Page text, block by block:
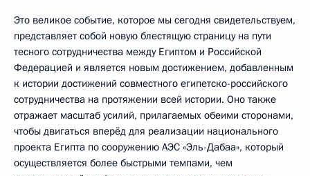
Это великое событие, которое мы сегодня свидетельствуем,
представляет собой новую блестящую страницу на пути
тесного сотрудничества между Египтом и Российской
Федерацией и является новым достижением, добавленным
к истории достижений совместного египетско-российского
сотрудничества на протяжении всей истории. Оно также
отражает масштаб усилий, прилагаемых обеими сторонами,
чтобы двигаться вперёд для реализации национального
проекта Египта по сооружению АЭС «Эль-Дабаа», который
осуществляется более быстрыми темпами, чем